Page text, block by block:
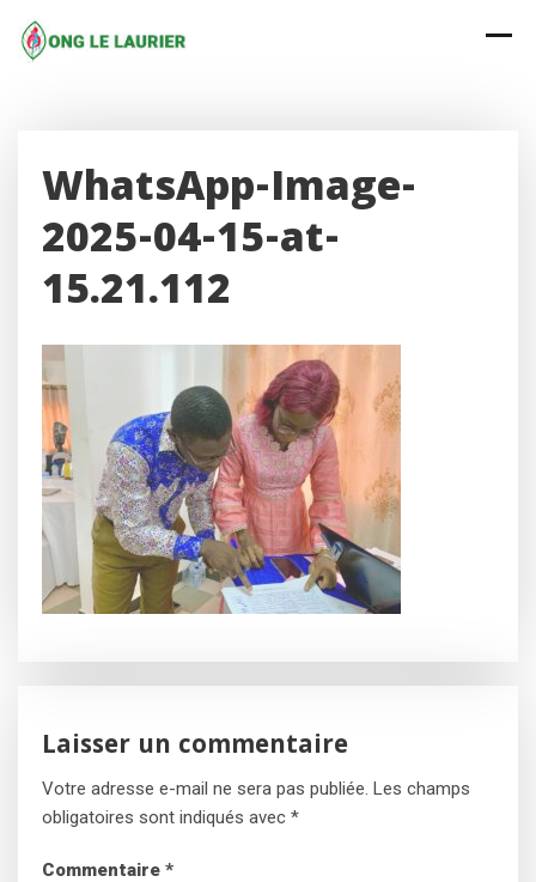
content
WhatsApp-Image-
2025-04-15-at-
15.21.112
Laisser un commentaire
Votre adresse e-mail ne sera pas publiée. Les champs
obligatoires sont indiqués avec *
Commentaire *